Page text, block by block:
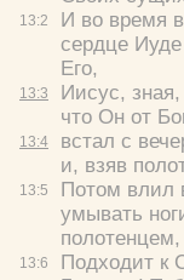
13:2
13:3
13:4
13:5
13:6
И во время
сердце
Его,
Иисус,
что Он от
встал с
и, взяв
Потом влил
умывать
Подходит к